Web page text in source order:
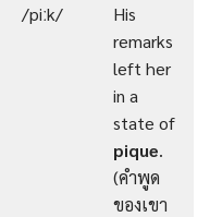
/piːk/
His
remarks
left her
in a
state of
pique.
(คำพูด
ของเขา